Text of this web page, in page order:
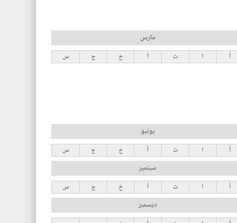
مارس
أ ا ث أ خ ج س
يونيو
أ ا ث أ خ ج س
سبتمبر
أ ا ث أ خ ج س
ديسمبر